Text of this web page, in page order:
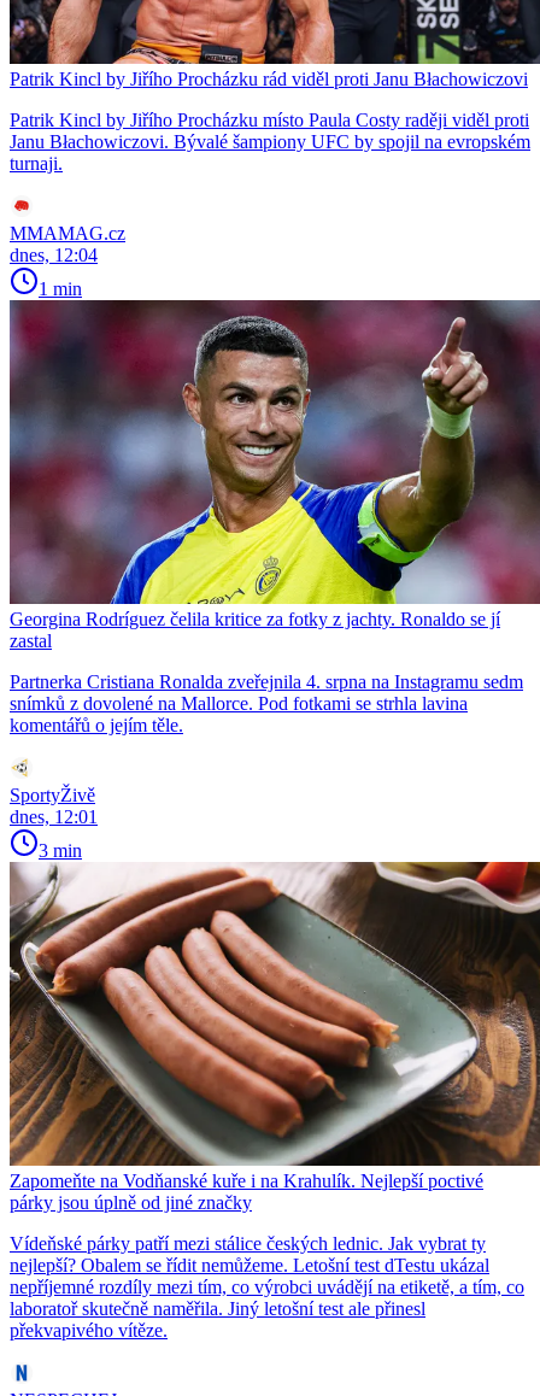
Patrik Kincl by Jiřího Procházku rád viděl proti Janu Błachowiczovi
Patrik Kincl by Jiřího Procházku místo Paula Costy raději viděl proti
Janu Błachowiczovi. Bývalé šampiony UFC by spojil na evropském
turnaji.
MMAMAG.cz
dnes, 12:04
1 min
Georgina Rodríguez čelila kritice za fotky z jachty. Ronaldo se jí
zastal
Partnerka Cristiana Ronalda zveřejnila 4. srpna na Instagramu sedm
snímků z dovolené na Mallorce. Pod fotkami se strhla lavina
komentářů o jejím těle.
SportyŽivě
dnes, 12:01
3 min
Zapomeňte na Vodňanské kuře i na Krahulík. Nejlepší poctivé
párky jsou úplně od jiné značky
Vídeňské párky patří mezi stálice českých lednic. Jak vybrat ty
nejlepší? Obalem se řídit nemůžeme. Letošní test dTestu ukázal
nepříjemné rozdíly mezi tím, co výrobci uvádějí na etiketě, a tím, co
laboratoř skutečně naměřila. Jiný letošní test ale přinesl
překvapivého vítěze.